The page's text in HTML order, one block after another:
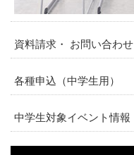
資料請求・ お問い合わせ
各種申込（中学生用）
中学生対象イベント情報